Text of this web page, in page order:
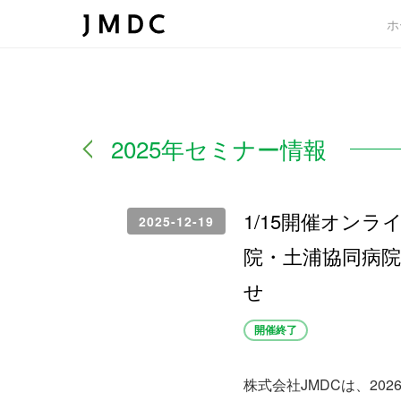
2025年セミナー情報
2025-12-19
1/15開催オンラ
院・土浦協同病
せ
開催終了
株式会社JMDCは、